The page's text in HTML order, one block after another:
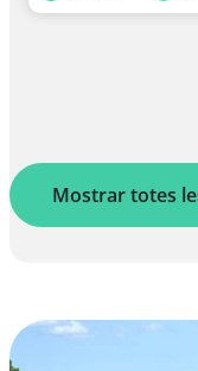
Mostrar totes